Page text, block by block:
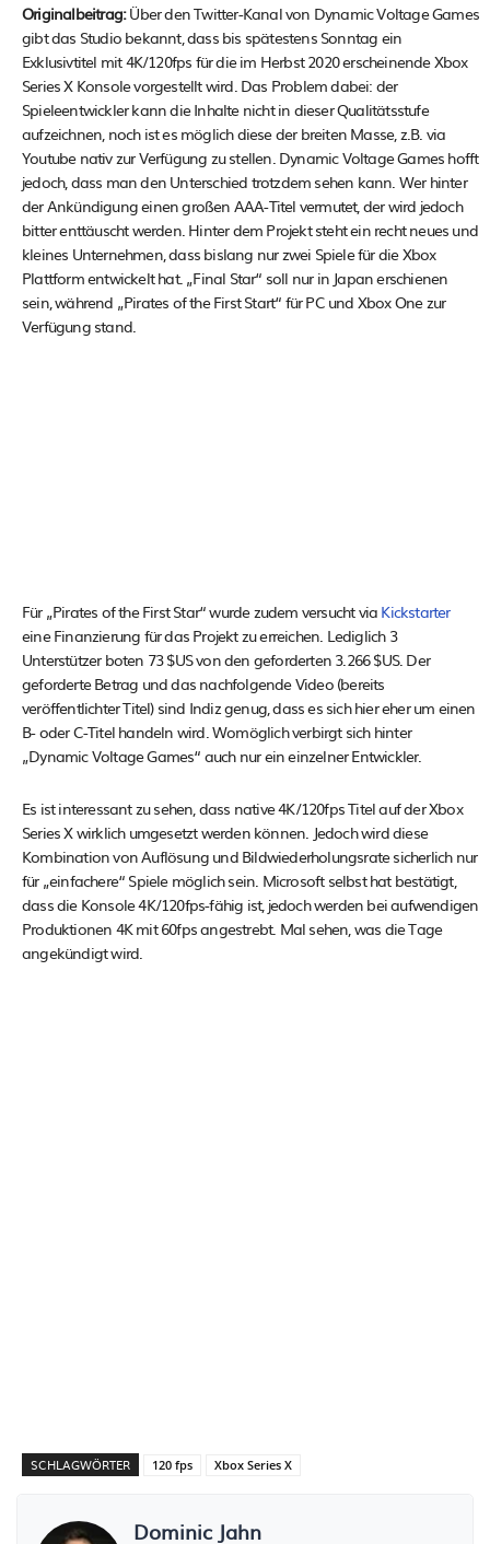
Originalbeitrag:Über den Twitter-Kanal von Dynamic Voltage Games
gibt das Studio bekannt, dass bis spätestens Sonntag ein
Exklusivtitel mit 4K/120fps für die im Herbst 2020 erscheinende Xbox
Series X Konsole vorgestellt wird. Das Problem dabei: der
Spieleentwickler kann die Inhalte nicht in dieser Qualitätsstufe
aufzeichnen, noch ist es möglich diese der breiten Masse, z.B. via
Youtube nativ zur Verfügung zu stellen. Dynamic Voltage Games hofft
jedoch, dass man den Unterschied trotzdem sehen kann. Wer hinter
der Ankündigung einen großen AAA-Titel vermutet, der wird jedoch
bitter enttäuscht werden. Hinter dem Projekt steht ein recht neues und
kleines Unternehmen, dass bislang nur zwei Spiele für die Xbox
Plattform entwickelt hat. „Final Star“ soll nur in Japan erschienen
sein, während „Pirates of the First Start“ für PC und Xbox One zur
Verfügung stand.
Für „Pirates of the First Star“ wurde zudem versucht via Kickstarter
eine Finanzierung für das Projekt zu erreichen. Lediglich 3
Unterstützer boten 73 $US von den geforderten 3.266 $US. Der
geforderte Betrag und das nachfolgende Video (bereits
veröffentlichter Titel) sind Indiz genug, dass es sich hier eher um einen
B- oder C-Titel handeln wird. Womöglich verbirgt sich hinter
„Dynamic Voltage Games“ auch nur ein einzelner Entwickler.
Es ist interessant zu sehen, dass native 4K/120fps Titel auf der Xbox
Series X wirklich umgesetzt werden können. Jedoch wird diese
Kombination von Auflösung und Bildwiederholungsrate sicherlich nur
für „einfachere“ Spiele möglich sein. Microsoft selbst hat bestätigt,
dass die Konsole 4K/120fps-fähig ist, jedoch werden bei aufwendigen
Produktionen 4K mit 60fps angestrebt. Mal sehen, was die Tage
angekündigt wird.
SCHLAGWÖRTER 120 fps Xbox Series X
Dominic Jahn